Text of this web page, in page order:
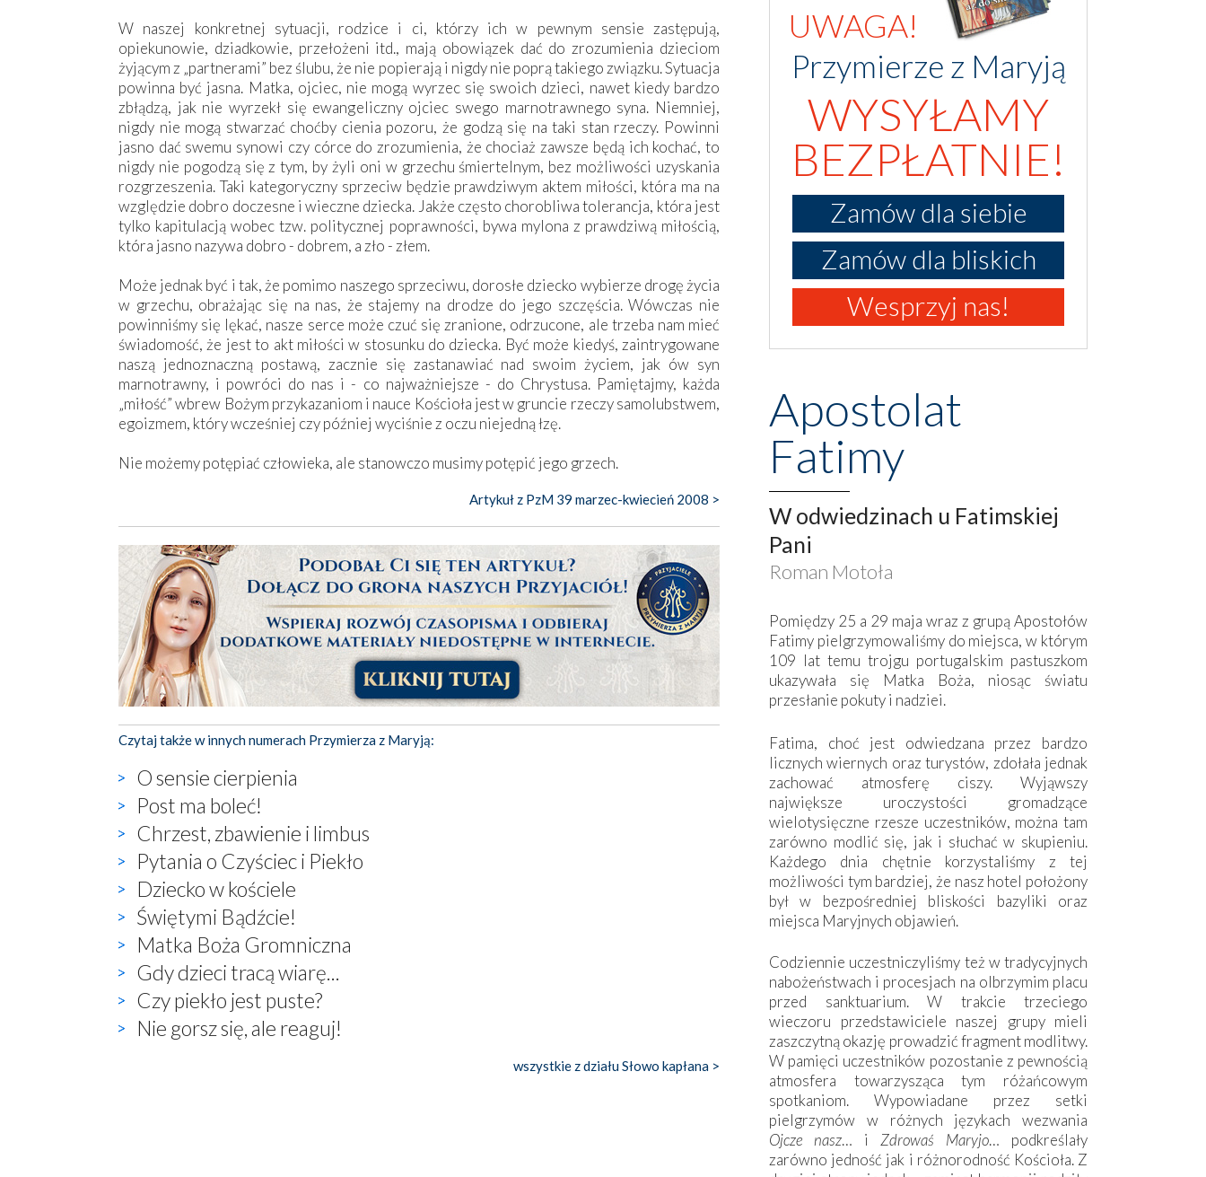
W naszej konkretnej sytuacji, rodzice i ci, którzy ich w pewnym sensie zastępują,
opiekunowie, dziadkowie, przełożeni itd., mają obowiązek dać do zrozumienia dzieciom
żyjącym z „partnerami” bez ślubu, że nie popierają i nigdy nie poprą takiego związku. Sytuacja
powinna być jasna. Matka, ojciec, nie mogą wyrzec się swoich dzieci, nawet kiedy bardzo
zbłądzą, jak nie wyrzekł się ewangeliczny ojciec swego marnotrawnego syna. Niemniej,
nigdy nie mogą stwarzać choćby cienia pozoru, że godzą się na taki stan rzeczy. Powinni
jasno dać swemu synowi czy córce do zrozumienia, że chociaż zawsze będą ich kochać, to
nigdy nie pogodzą się z tym, by żyli oni w grzechu śmiertelnym, bez możliwości uzyskania
rozgrzeszenia. Taki kategoryczny sprzeciw będzie prawdziwym aktem miłości, która ma na
względzie dobro doczesne i wieczne dziecka. Jakże często chorobliwa tolerancja, która jest
tylko kapitulacją wobec tzw. politycznej poprawności, bywa mylona z prawdziwą miłością,
która jasno nazywa dobro - dobrem, a zło - złem.
Może jednak być i tak, że pomimo naszego sprzeciwu, dorosłe dziecko wybierze drogę życia
w grzechu, obrażając się na nas, że stajemy na drodze do jego szczęścia. Wówczas nie
powinniśmy się lękać, nasze serce może czuć się zranione, odrzucone, ale trzeba nam mieć
świadomość, że jest to akt miłości w stosunku do dziecka. Być może kiedyś, zaintrygowane
naszą jednoznaczną postawą, zacznie się zastanawiać nad swoim życiem, jak ów syn
marnotrawny, i powróci do nas i - co najważniejsze - do Chrystusa. Pamiętajmy, każda
„miłość” wbrew Bożym przykazaniom i nauce Kościoła jest w gruncie rzeczy samolubstwem,
egoizmem, który wcześniej czy później wyciśnie z oczu niejedną łzę.
Nie możemy potępiać człowieka, ale stanowczo musimy potępić jego grzech.
Artykuł z PzM 39 marzec-kwiecień 2008 >
Czytaj także w innych numerach Przymierza z Maryją:
O sensie cierpienia
Post ma boleć!
Chrzest, zbawienie i limbus
Pytania o Czyściec i Piekło
Dziecko w kościele
Świętymi Bądźcie!
Matka Boża Gromniczna
Gdy dzieci tracą wiarę...
Czy piekło jest puste?
Nie gorsz się, ale reaguj!
wszystkie z działu Słowo kapłana >
UWAGA!
Przymierze z Maryją
WYSYŁAMY
BEZPŁATNIE!
Zamów dla siebie
Zamów dla bliskich
Wesprzyj nas!
Apostolat
Fatimy
W odwiedzinach u Fatimskiej
Pani
Roman Motoła
Pomiędzy 25 a 29 maja wraz z grupą Apostołów
Fatimy pielgrzymowaliśmy do miejsca, w którym
109 lat temu trojgu portugalskim pastuszkom
ukazywała się Matka Boża, niosąc światu
przesłanie pokuty i nadziei.
Fatima, choć jest odwiedzana przez bardzo
licznych wiernych oraz turystów, zdołała jednak
zachować atmosferę ciszy. Wyjąwszy
największe uroczystości gromadzące
wielotysięczne rzesze uczestników, można tam
zarówno modlić się, jak i słuchać w skupieniu.
Każdego dnia chętnie korzystaliśmy z tej
możliwości tym bardziej, że nasz hotel położony
był w bezpośredniej bliskości bazyliki oraz
miejsca Maryjnych objawień.
Codziennie uczestniczyliśmy też w tradycyjnych
nabożeństwach i procesjach na olbrzymim placu
przed sanktuarium. W trakcie trzeciego
wieczoru przedstawiciele naszej grupy mieli
zaszczytną okazję prowadzić fragment modlitwy.
W pamięci uczestników pozostanie z pewnością
atmosfera towarzysząca tym różańcowym
spotkaniom. Wypowiadane przez setki
pielgrzymów w różnych językach wezwania
Ojcze nasz… i Zdrowaś Maryjo… podkreślały
zarówno jedność jak i różnorodność Kościoła. Z